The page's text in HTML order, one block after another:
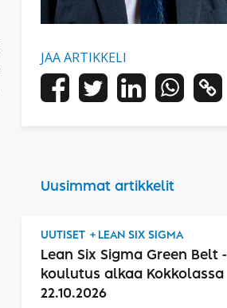
JAA ARTIKKELI
Uusimmat artikkelit
UUTISET LEAN SIX SIGMA
Lean Six Sigma Green Belt -
koulutus alkaa Kokkolassa
22.10.2026